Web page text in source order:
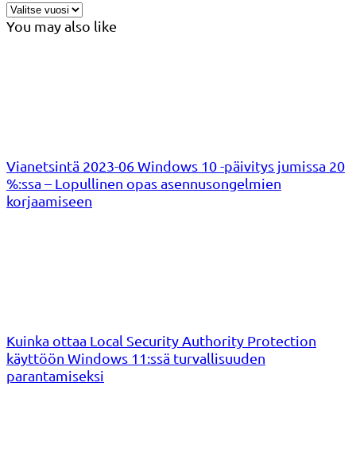
You may also like
Vianetsintä 2023-06 Windows 10 -päivitys jumissa 20
%:ssa – Lopullinen opas asennusongelmien
korjaamiseen
Kuinka ottaa Local Security Authority Protection
käyttöön Windows 11:ssä turvallisuuden
parantamiseksi